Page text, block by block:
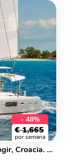
- 48%
€ 1,665
por semana
Catamarán privado en alquiler en Trogir, Croacia. Reserve un alquiler de yate para hasta 8 personas.